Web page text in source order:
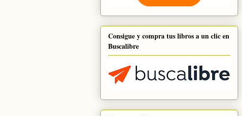
Consigue y compra tus libros a un clic en
Buscalibre